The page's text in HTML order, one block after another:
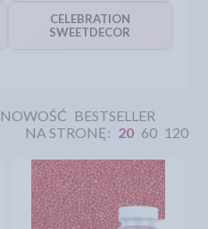
CELEBRATION
SWEETDECOR
NOWOŚĆ BESTSELLER
NA STRONĘ: 20 60 120